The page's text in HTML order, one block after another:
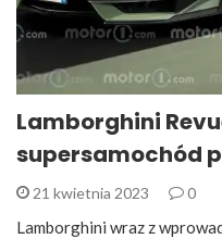
Lamborghini
supersamochód
21 kwietnia 2023 0
Lamborghini wraz z